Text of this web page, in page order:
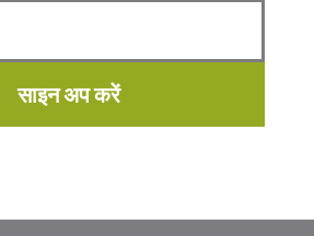
साइन अप करें